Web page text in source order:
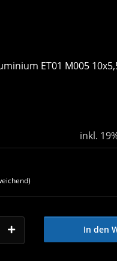
ET01 M005
inkl.
In den